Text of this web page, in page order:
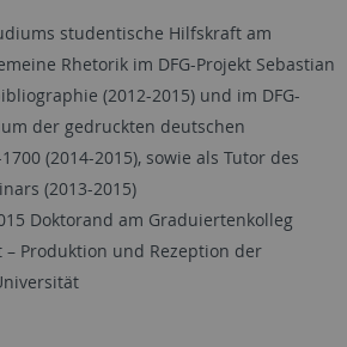
studentische Hilfskraft am
Rhetorik im DFG-Projekt Sebastian
(2012-2015) und im DFG-
der gedruckten deutschen
(2014-2015), sowie als Tutor des
(2013-2015)
Doktorand am Graduiertenkolleg
– Produktion und Rezeption der